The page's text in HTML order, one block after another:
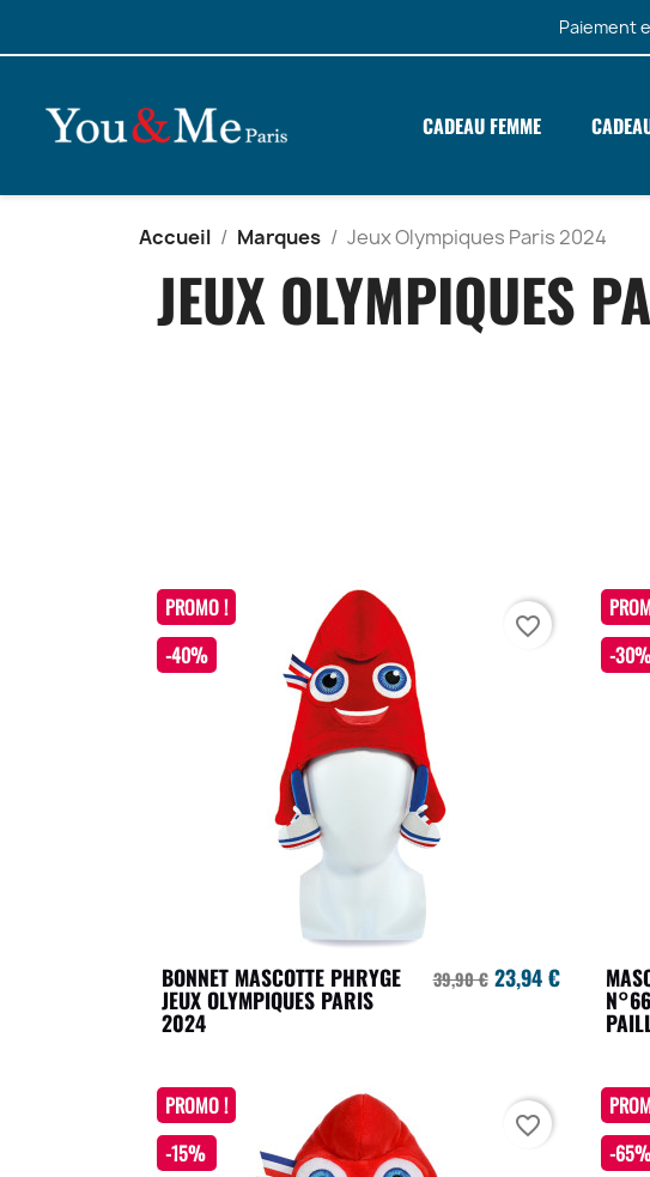
Paiement
CADEAU FEMME
Accueil Marques Jeux Olympiques Paris 2024
JEUX OLYMPIQUES
BONNET MASCOTTE PHRYGE
JEUX OLYMPIQUES PARIS
2024
39,90 € 23,94 €
PROMO !
-40%
favorite_border
-30%
PROMO !
-15%
favorite_border
-65%